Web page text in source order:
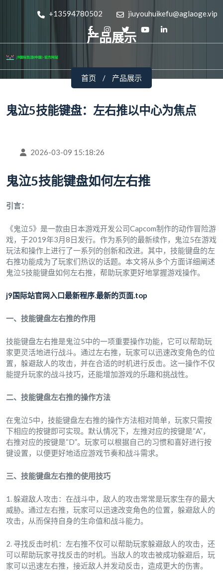
+13594780502 jiuyouhuikefu@aglaoge.vip
产品展示
首页 产品展示
鬼泣5技能键盘：左右推以中心为焦点
2026-03-09 15:18:26
鬼泣5技能键盘如何左右推
引言：
《鬼泣5》是一款由日本游戏开发公司Capcom制作的动作冒险游
戏，于2019年3月8日发行。作为系列的最新续作，鬼泣5在游戏
玩法和操作上进行了一系列的创新和改进。其中，技能键盘的左
右推功能成为了玩家们热议的话题。本文将从多个方面详细阐述
鬼泣5技能键盘如何左右推，帮助玩家更好地掌握游戏操作。
j9国际站官网入口最新程序.最新的页面.top
一、技能键盘左右推的作用
技能键盘左右推是鬼泣5中的一项重要操作功能，它可以帮助玩
家更灵活地进行战斗。通过左右推，玩家可以迅速改变角色的位
置，躲避敌人的攻击，并在合适的时机进行反击。这一操作不仅
能提升玩家的战斗技巧，还能增加游戏的乐趣和挑战性。
二、技能键盘左右推的操作方法
在鬼泣5中，技能键盘左右推的操作方法相对简单，玩家只需按
下相应的按键即可实现。默认情况下，左推对应的按键是“A”，
右推对应的按键是“D”。玩家可以根据自己的习惯和喜好进行按
键设置，以便更好地适应游戏节奏和战斗需求。
三、技能键盘左右推的使用技巧
1. 躲避敌人攻击：在战斗中，敌人的攻击常常是玩家生存的最大
威胁。通过左右推，玩家可以迅速改变角色的位置，躲避敌人的
攻击，从而保持自身的生命值和战斗能力。
2. 寻找反击时机：左右推不仅可以帮助玩家躲避敌人的攻击，还
可以帮助玩家寻找反击的时机。当敌人的攻击被成功躲避后，玩
家可以迅速左右推，接近敌人并发动反击，造成更大的伤害。